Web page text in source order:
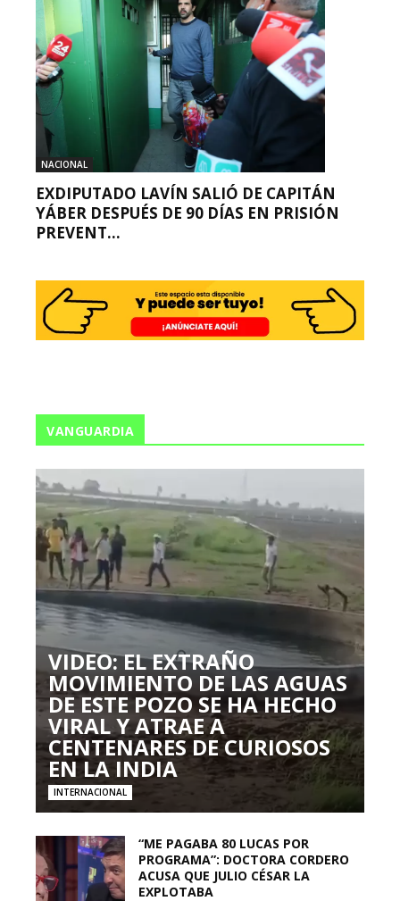
NACIONAL
EXDIPUTADO LAVÍN SALIÓ DE CAPITÁN
YÁBER DESPUÉS DE 90 DÍAS EN PRISIÓN
PREVENT...
VANGUARDIA
VIDEO: EL EXTRAÑO
MOVIMIENTO DE LAS AGUAS
DE ESTE POZO SE HA HECHO
VIRAL Y ATRAE A
CENTENARES DE CURIOSOS
EN LA INDIA
INTERNACIONAL
“ME PAGABA 80 LUCAS POR
PROGRAMA”: DOCTORA CORDERO
ACUSA QUE JULIO CÉSAR LA
EXPLOTABA